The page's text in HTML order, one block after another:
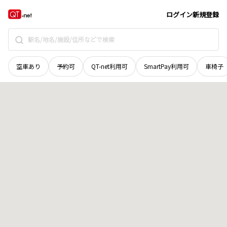
ログイン新規登録
空車あり 予約可 QT-net利用可 SmartPay利用可 車椅子
岡山県